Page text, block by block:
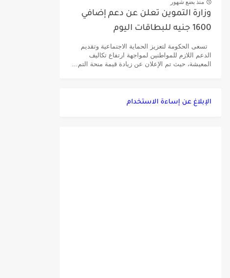
منذ بضع شهور
وزارة التموين تعلن عن دعم إضافي
1600 جنيه للبطاقات اليوم
تسعى الحكومة لتعزيز الحماية الاجتماعية وتقديم
الدعم اللازم للمواطنين لمواجهة ارتفاع تكاليف
المعيشة، حيث تم الإعلان عن زيادة قيمة منحة التم...
الإبلاغ عن إساءة الاستخدام